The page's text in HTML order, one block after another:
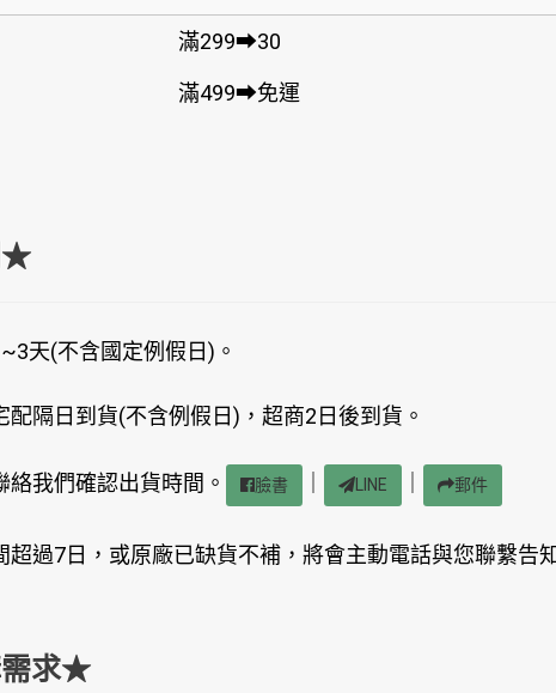
滿299➡30
滿499➡免運
★
天(不含國定例假日)。
配隔日到貨(不含例假日)，超商2日後到貨。
絡我們確認出貨時間。 臉書 LINE 郵件
超過7日，或原廠已缺貨不補，將會主動電話與您聯繫告
求★